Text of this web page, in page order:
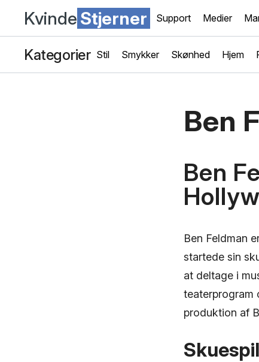
Kvinde Stjerner Support Medier
Kategorier Stil Smykker Skønhed Hjem
Ben
Ben
Ben Feldman
startede sin
at deltage i
teaterprogram
produktion af